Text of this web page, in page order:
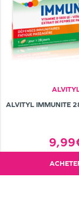
ALVITYL IMMUNITE